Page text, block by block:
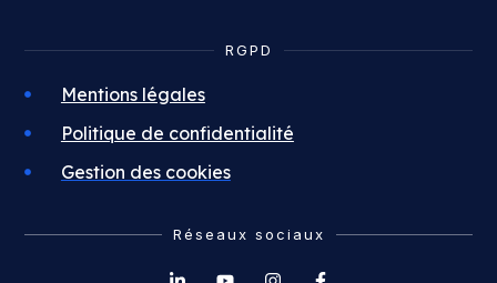
RGPD
Mentions légales
Politique de confidentialité
Gestion des cookies
Réseaux sociaux